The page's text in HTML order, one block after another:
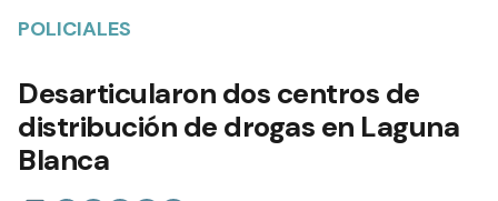
POLICIALES
Desarticularon dos centros de
distribución de drogas en Laguna
Blanca